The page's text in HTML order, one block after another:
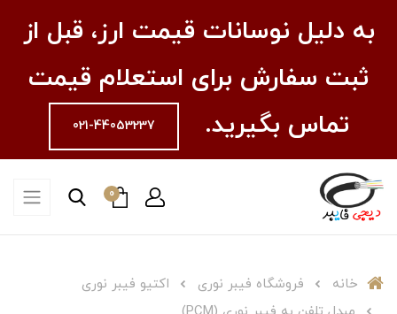
به دلیل نوسانات قیمت ارز، قبل از
ثبت سفارش برای استعلام قیمت
تماس بگیرید.
021-44053237
0
خانه فروشگاه فیبر نوری
اکتیو فیبر نوری